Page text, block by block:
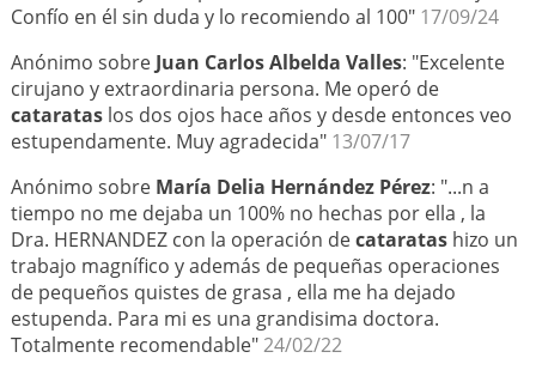
Confío en él sin duda y lo recomiendo al 100" 17/09/24
Anónimo sobreJuan Carlos Albelda Valles: "Excelente
cirujano y extraordinaria persona. Me operó de
catarataslos dos ojos hace años y desde entonces veo
estupendamente. Muy agradecida" 13/07/17
Anónimo sobre María Delia Hernández Pérez: "...n a
tiempo no me dejaba un 100% no hechas por ella , la
Dra. HERNANDEZ con la operación decataratashizo un
trabajo magnífico y además de pequeñas operaciones
de pequeños quistes de grasa , ella me ha dejado
estupenda. Para mi es una grandisima doctora.
Totalmente recomendable"24/02/22